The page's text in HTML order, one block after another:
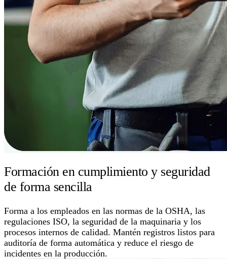
Formación en cumplimiento y seguridad
de forma sencilla
Forma a los empleados en las normas de la OSHA, las
regulaciones ISO, la seguridad de la maquinaria y los
procesos internos de calidad. Mantén registros listos para
auditoría de forma automática y reduce el riesgo de
incidentes en la producción.